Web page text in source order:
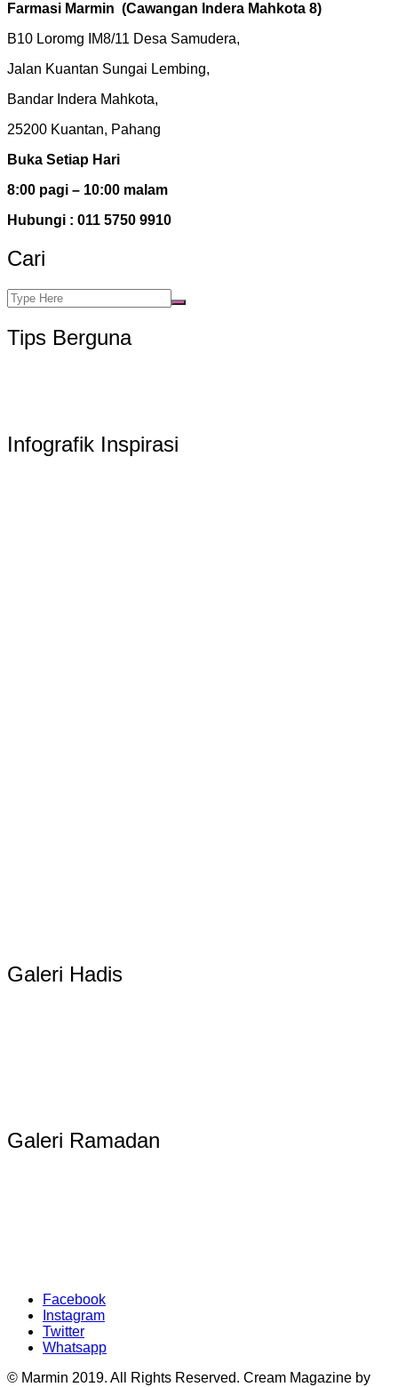
Farmasi Marmin (Cawangan Indera Mahkota 8)
B10 Loromg IM8/11 Desa Samudera,
Jalan Kuantan Sungai Lembing,
Bandar Indera Mahkota,
25200 Kuantan, Pahang
Buka Setiap Hari
8:00 pagi – 10:00 malam
Hubungi : 011 5750 9910
Cari
Tips Berguna
Infografik Inspirasi
Galeri Hadis
Galeri Ramadan
Facebook
Instagram
Twitter
Whatsapp
© Marmin 2019. All Rights Reserved. Cream Magazine by